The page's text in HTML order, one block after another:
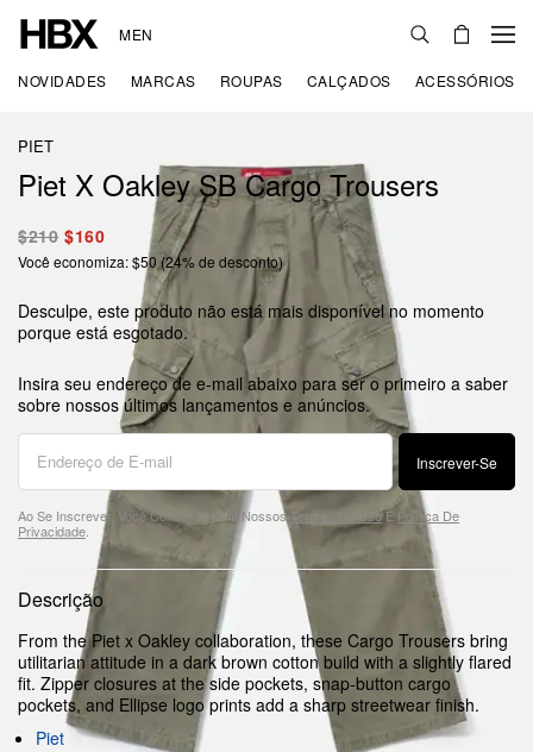
MEN
NOVIDADES MARCAS ROUPAS CALÇADOS ACESSÓRIOS
PIET
Piet X Oakley SB Cargo Trousers
$210 $160
Você economiza: $50 (24% de desconto)
Desculpe, este produto não está mais disponível no momento
porque está esgotado.
Insira seu endereço de e-mail abaixo para ser o primeiro a saber
sobre nossos últimos lançamentos e anúncios.
Inscrever-Se
Ao Se Inscrever, Você Concorda Com NossosTermos De UsoE Política De
Privacidade
Descrição
From the Piet x Oakley collaboration, these Cargo Trousers bring
utilitarian attitude in a dark brown cotton build with a slightly flared
fit. Zipper closures at the side pockets, snap-button cargo
pockets, and Ellipse logo prints add a sharp streetwear finish.
Piet